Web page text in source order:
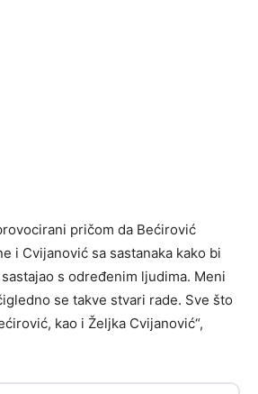
pričom da Bećirović
i Cvijanović sa sastanaka kako bi
s određenim ljudima. Meni
se takve stvari rade. Sve što
kao i Željka Cvijanović“,